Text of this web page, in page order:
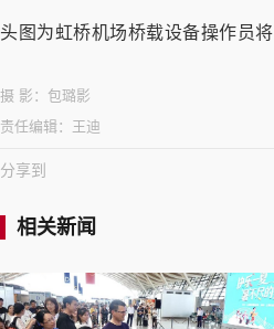
头图为虹桥机场桥载设备操作员
摄 影： 包璐影
责任编辑： 王迪
分享到
相关新闻